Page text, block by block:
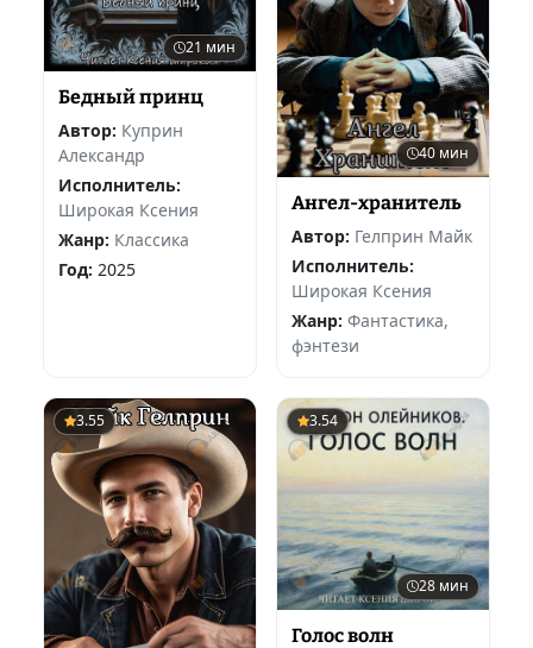
21 мин
Бедный принц
Автор: Куприн
Александр
Исполнитель:
Широкая Ксения
Жанр: Классика
Год: 2025
40 мин
Ангел-хранитель
Автор: Гелприн Майк
Исполнитель:
Широкая Ксения
Жанр: Фантастика,
фэнтези
3.55 3.54
28 мин
Голос волн